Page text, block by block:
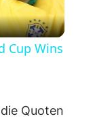
Cup Wins
Quoten